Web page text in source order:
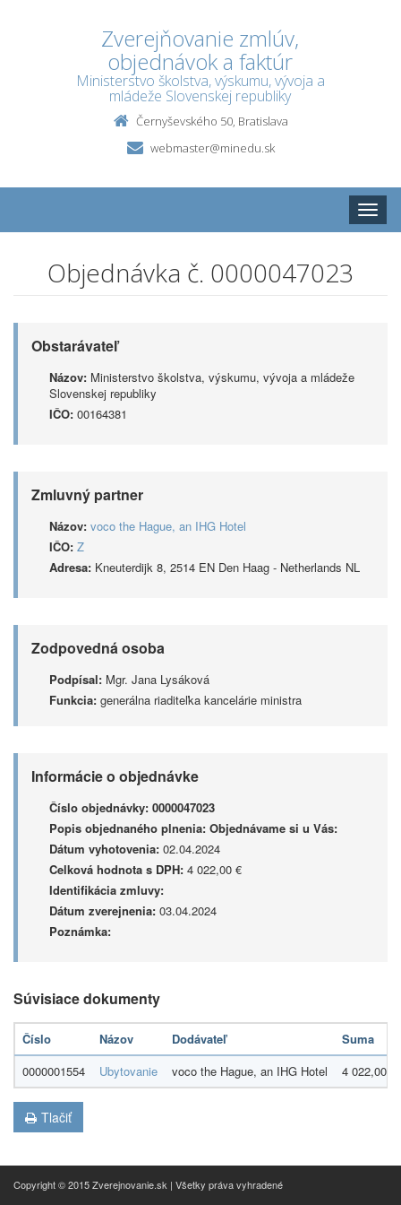
Zverejňovanie zmlúv,
objednávok a faktúr
Ministerstvo školstva, výskumu, vývoja a
mládeže Slovenskej republiky
Černyševského 50, Bratislava
webmaster@minedu.sk
Toggle
Objednávka č. 0000047023
Obstarávateľ
Názov: Ministerstvo školstva, výskumu, vývoja a mládeže
Slovenskej republiky
IČO: 00164381
Zmluvný partner
Názov: voco the Hague, an IHG Hotel
IČO: Z
Adresa: Kneuterdijk 8, 2514 EN Den Haag - Netherlands NL
Zodpovedná osoba
Podpísal: Mgr. Jana Lysáková
Funkcia: generálna riaditeľka kancelárie ministra
Informácie o objednávke
Číslo objednávky: 0000047023
Popis objednaného plnenia: Objednávame si u Vás:
Dátum vyhotovenia: 02.04.2024
Celková hodnota s DPH: 4 022,00 €
Identifikácia zmluvy:
Dátum zverejnenia: 03.04.2024
Poznámka:
Súvisiace dokumenty
Číslo Názov Dodávateľ
Suma
0000001554
Ubytovanie voco the Hague, an IHG Hotel 4 022,00 €
Tlačiť
Copyright © 2015 Zverejnovanie.sk | Všetky práva vyhradené